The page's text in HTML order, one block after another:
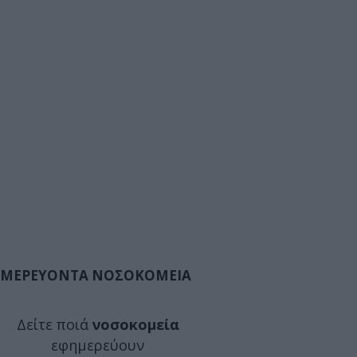
ΝΟΣΟΚΟΜΕΙΑ
Δείτε ποιά νοσοκομεία
εφημερεύουν